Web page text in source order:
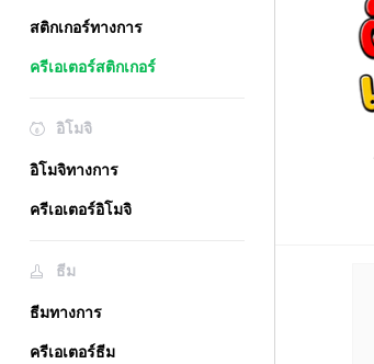
สติกเกอร์ทางการ
ครีเอเตอร์สติกเกอร์
อิโมจิ
อิโมจิทางการ
ครีเอเตอร์อิโมจิ
ธีม
ธีมทางการ
ครีเอเตอร์ธีม